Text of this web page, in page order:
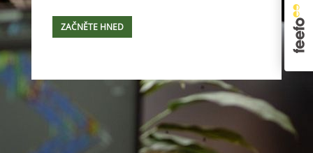
ZAČNĚTE HNED